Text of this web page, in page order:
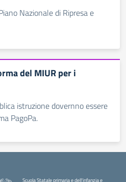
Nazionale di Ripresa e
del MIUR per i
istruzione dovernno essere
PagoPa.
Scuola Statale primaria e dell'infanzia e